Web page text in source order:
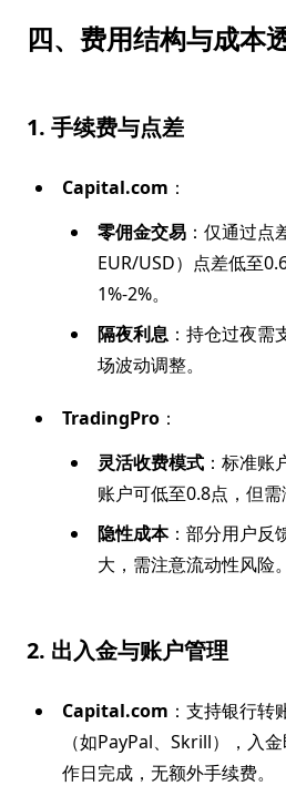
四、费用结构与成本
1. 手续费与点差
Capital.com ：
零佣金交易 ：仅通过点
EUR/USD）点差低至
1%-2%。
隔夜利息 ：持仓过夜
场波动调整。
TradingPro ：
灵活收费模式 ：标准账
账户可低至0.8点，但需
隐性成本：部分用户反
大，需注意流动性风险。
2. 出入金与账户管理
Capital.com ：支持银行
（如PayPal、Skrill），入
作日完成，无额外手续费。